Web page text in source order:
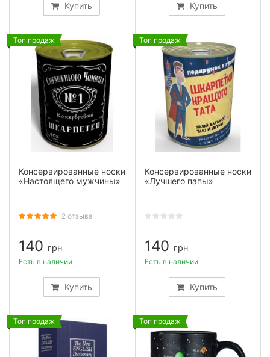
Купить Купить
Топ продаж
Консервированные носки
«Настоящего мужчины»
2 отзыва
140 грн
Купить
Есть в наличии
Топ продаж
Консервированные носки
«Лучшего папы»
140 грн
Купить
Есть в наличии
Топ продаж Топ продаж